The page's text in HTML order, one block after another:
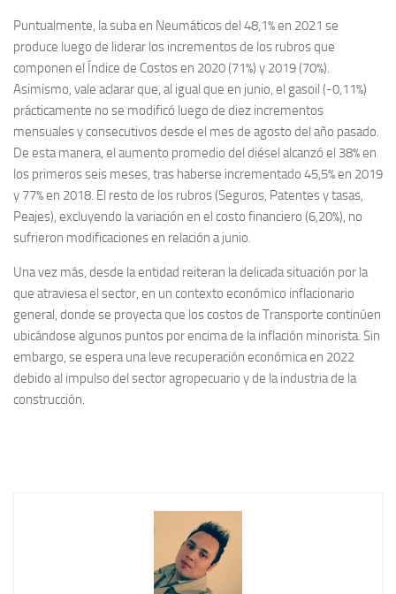
Puntualmente, la suba en Neumáticos del 48,1% en 2021 se
produce luego de liderar los incrementos de los rubros que
componen el Índice de Costos en 2020 (71%) y 2019 (70%).
Asimismo, vale aclarar que, al igual que en junio, el gasoil (-0,11%)
prácticamente no se modificó luego de diez incrementos
mensuales y consecutivos desde el mes de agosto del año pasado.
De esta manera, el aumento promedio del diésel alcanzó el 38% en
los primeros seis meses, tras haberse incrementado 45,5% en 2019
y 77% en 2018. El resto de los rubros (Seguros, Patentes y tasas,
Peajes), excluyendo la variación en el costo financiero (6,20%), no
sufrieron modificaciones en relación a junio.
Una vez más, desde la entidad reiteran la delicada situación por la
que atraviesa el sector, en un contexto económico inflacionario
general, donde se proyecta que los costos de Transporte continúen
ubicándose algunos puntos por encima de la inflación minorista. Sin
embargo, se espera una leve recuperación económica en 2022
debido al impulso del sector agropecuario y de la industria de la
construcción.